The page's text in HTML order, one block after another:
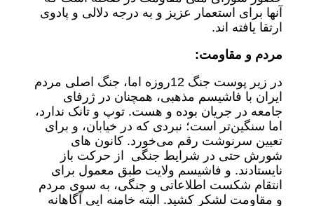
آنها برای استعمار عزیز و به درجه دلالی و پادوی
ارتقا یافته اند.
مردم و مقاومت:
در زیر پوست جنگ 12روزه اما، جنگ اصلی مردم
ایران با فاشیسم مذهبی، همچنان در ژرفای
جامعه در جریان بوده و هست. توپ و تانک ندارد،
اما سنگین‌تر است؛ نبردی که در خیابان، و برای
تعیین سرنوشت رقم می‌خورد. کانون های
شورش حتی در شرایط جنگی از حرکت باز
نایستادند. و فاشیسم ولایت طبق معمول برای
انتقام شکست اطلاعاتی و جنگی، به سوی مردم
و مقاومت لشکر کشید. البته خامنه ایی آگاهانه